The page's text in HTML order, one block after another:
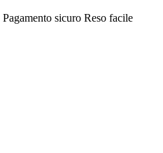
Pagamento sicuro Reso facile